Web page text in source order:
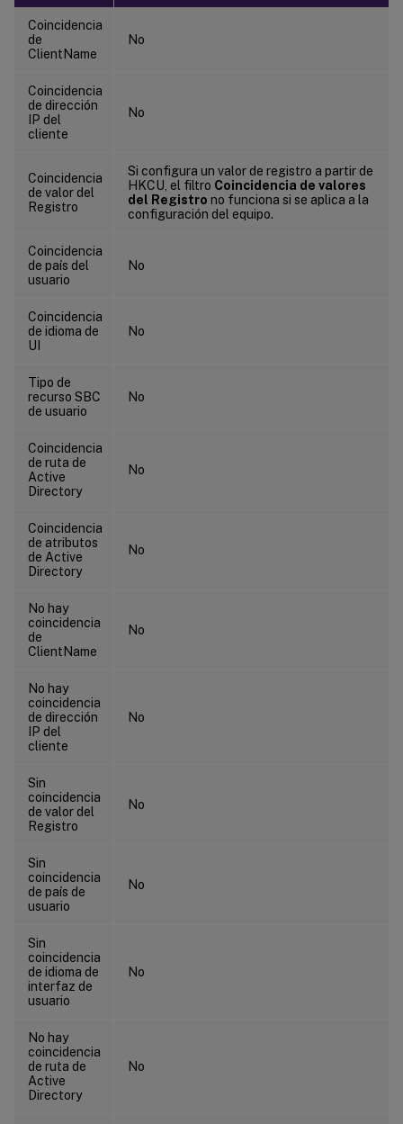
Coincidencia
de
ClientName
No
Coincidencia
de dirección
IP del
cliente
No
Coincidencia
de valor del
Registro
Si configura un valor de registro a partir de
HKCU, el filtro Coincidencia de valores
del Registro no funciona si se aplica a la
configuración del equipo.
Coincidencia
de país del
usuario
No
Coincidencia
de idioma de
UI
No
Tipo de
recurso SBC
de usuario
No
Coincidencia
de ruta de
Active
Directory
No
Coincidencia
de atributos
de Active
Directory
No
No hay
coincidencia
de
ClientName
No
No hay
coincidencia
de dirección
IP del
cliente
No
Sin
coincidencia
de valor del
Registro
No
Sin
coincidencia
de país de
usuario
No
Sin
coincidencia
de idioma de
interfaz de
usuario
No
No hay
coincidencia
de ruta de
Active
Directory
No